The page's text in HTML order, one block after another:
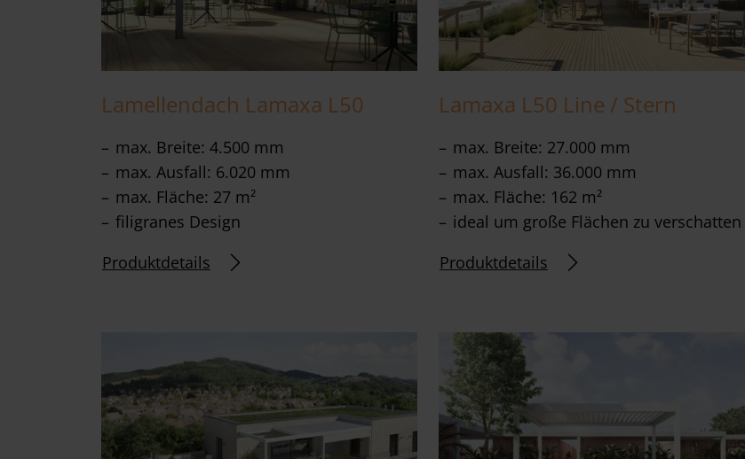
w
a
l
Lamellendach Lamaxa L50
max. Breite: 4.500 mm
max. Ausfall: 6.020 mm
max. Fläche: 27 m²
filigranes Design
Produktdetails
Lamaxa L50 Line / Stern
max. Breite: 27.000 mm
max. Ausfall: 36.000 mm
max. Fläche: 162 m²
ideal um große Flächen zu verschatten
Produktdetails